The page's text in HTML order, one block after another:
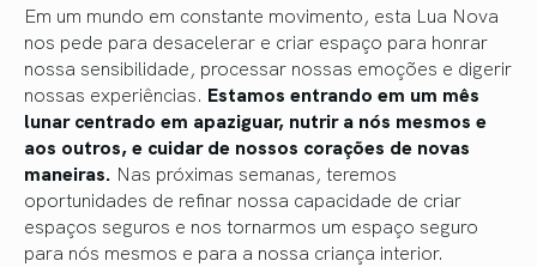
Em um mundo em constante movimento, esta Lua Nova
nos pede para desacelerar e criar espaço para honrar
nossa sensibilidade, processar nossas emoções e digerir
nossas experiências. Estamos entrando em um mês
lunar centrado em apaziguar, nutrir a nós mesmos e
aos outros, e cuidar de nossos corações de novas
maneiras. Nas próximas semanas, teremos
oportunidades de refinar nossa capacidade de criar
espaços seguros e nos tornarmos um espaço seguro
para nós mesmos e para a nossa criança interior.